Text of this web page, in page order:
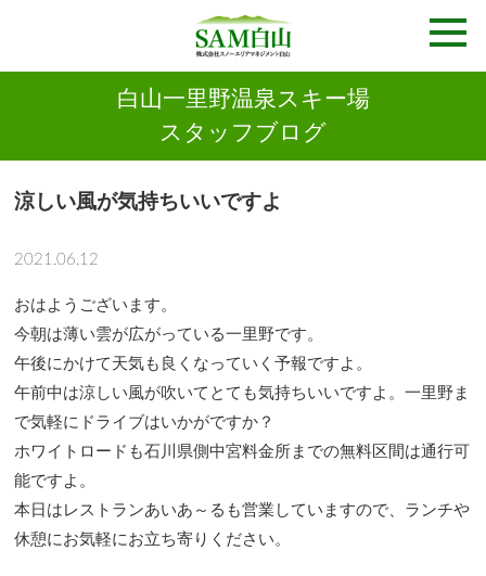
白山一里野温泉スキー場
スタッフブログ
涼しい風が気持ちいいですよ
2021.06.12
おはようございます。
今朝は薄い雲が広がっている一里野です。
午後にかけて天気も良くなっていく予報ですよ。
午前中は涼しい風が吹いてとても気持ちいいですよ。一里野ま
で気軽にドライブはいかがですか？
ホワイトロードも石川県側中宮料金所までの無料区間は通行可
能ですよ。
本日はレストランあいあ～るも営業していますので、ランチや
休憩にお気軽にお立ち寄りください。